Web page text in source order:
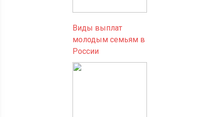
Виды выплат
молодым семьям в
России